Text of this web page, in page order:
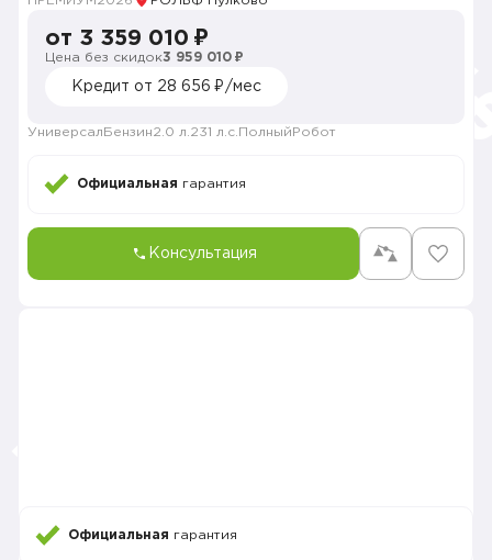
от 3 359 010 ₽
Цена без скидок3 959 010 ₽
Кредит от 28 656 ₽/мес
Универсал Бензин2.0 л. 231 л.с. Полный Робот
Официальная гарантия
Консультация
Официальная гарантия